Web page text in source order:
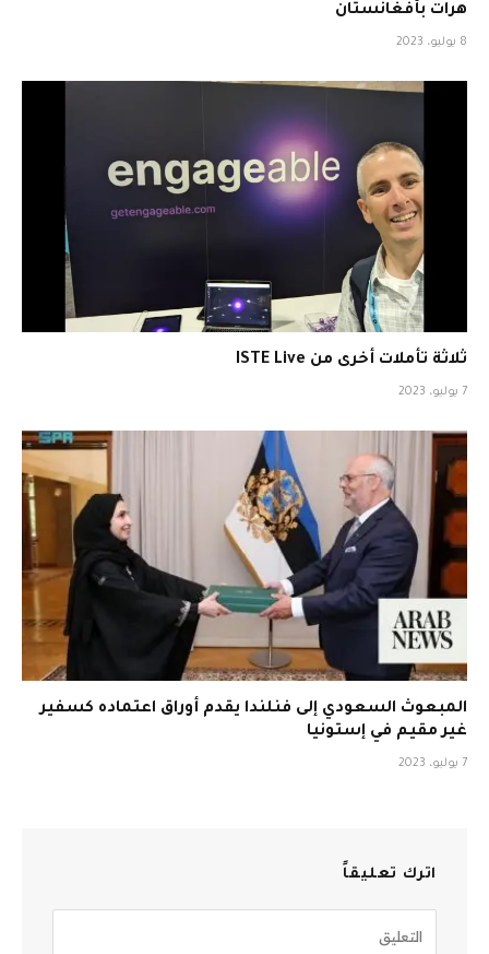
هرات بأفغانستان
8 يوليو، 2023
ثلاثة تأملات أخرى من ISTE Live
7 يوليو، 2023
المبعوث السعودي إلى فنلندا يقدم أوراق اعتماده كسفير
غير مقيم في إستونيا
7 يوليو، 2023
اترك تعليقاً